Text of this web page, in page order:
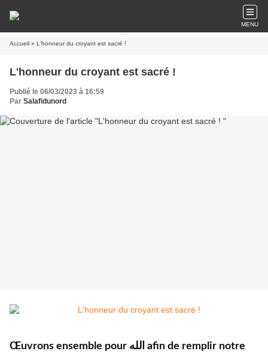
MENU
Accueil » L'honneur du croyant est sacré !
L'honneur du croyant est sacré !
Publié le 06/03/2023 à 16:59
Par Salafidunord
Œuvrons ensemble pour الله afin de remplir notre